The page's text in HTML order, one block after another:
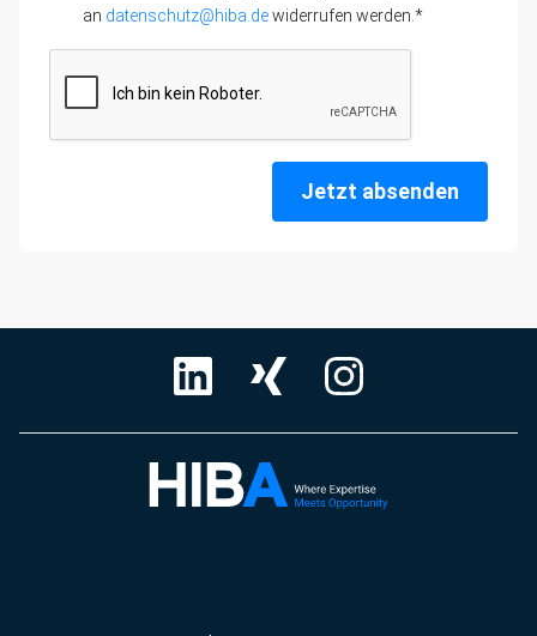
an datenschutz@hiba.dewiderrufen werden.*
Jetzt absenden